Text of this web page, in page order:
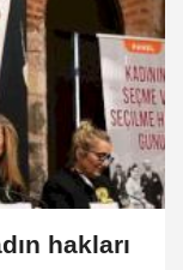
hakları